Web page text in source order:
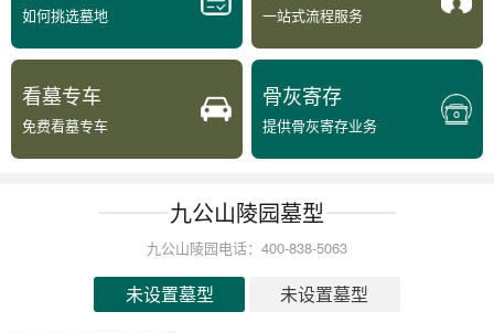
如何挑选墓地 一站式流程服务
看墓专车
免费看墓专车
骨灰寄存
提供骨灰寄存业务
九公山陵园墓型
九公山陵园电话：400-838-5063
未设置墓型 未设置墓型